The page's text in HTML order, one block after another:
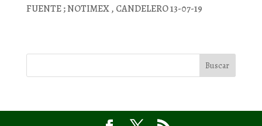
FUENTE ; NOTIMEX , CANDELERO 13-07-19